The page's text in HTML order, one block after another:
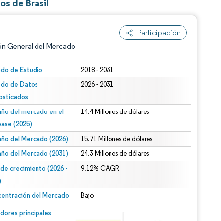
de Brasil
Participación
General del Mercado
de Estudio 2018 - 2031
de Datos
2026 - 2031
del mercado en el
(2025)
14.4 Millones de dólares
del Mercado (2026) 15.71 Millones de dólares
del Mercado (2031) 24.3 Millones de dólares
de crecimiento (2026 -
9.12% CAGR
del Mercado Bajo
principales
© Mordor Intelligence. El uso requiere atribución según CC BY 4.0.
CC BY 4.0.